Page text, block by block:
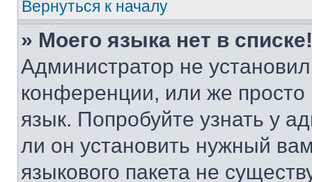
Вернуться к началу
» Моего языка нет в списке!
Администратор не
конференции, или же
язык. Попробуйте узнать у
ли он установить нужный
языкового пакета не